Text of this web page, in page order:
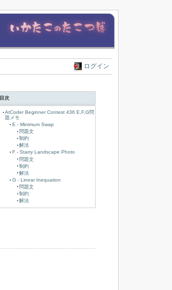
ログイン
目次
AtCoder Beginner Contest 436 E,F,G問
題メモ
E - Minimum Swap
問題文
制約
解法
F - Starry Landscape Photo
問題文
制約
解法
G - Linear Inequation
問題文
制約
解法